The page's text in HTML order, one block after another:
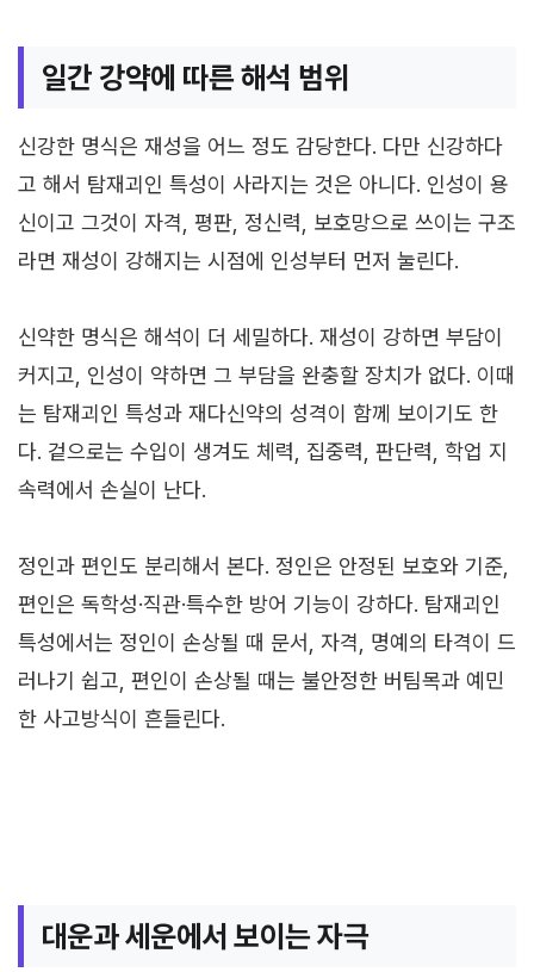
일간 강약에 따른 해석 범위
신강한 명식은 재성을 어느 정도 감당한다. 다만 신강하다
고 해서 탐재괴인 특성이 사라지는 것은 아니다. 인성이 용
신이고 그것이 자격, 평판, 정신력, 보호망으로 쓰이는 구조
라면 재성이 강해지는 시점에 인성부터 먼저 눌린다.
신약한 명식은 해석이 더 세밀하다. 재성이 강하면 부담이
커지고, 인성이 약하면 그 부담을 완충할 장치가 없다. 이때
는 탐재괴인 특성과 재다신약의 성격이 함께 보이기도 한
다. 겉으로는 수입이 생겨도 체력, 집중력, 판단력, 학업 지
속력에서 손실이 난다.
정인과 편인도 분리해서 본다. 정인은 안정된 보호와 기준,
편인은 독학성·직관·특수한 방어 기능이 강하다. 탐재괴인
특성에서는 정인이 손상될 때 문서, 자격, 명예의 타격이 드
러나기 쉽고, 편인이 손상될 때는 불안정한 버팀목과 예민
한 사고방식이 흔들린다.
대운과 세운에서 보이는 자극